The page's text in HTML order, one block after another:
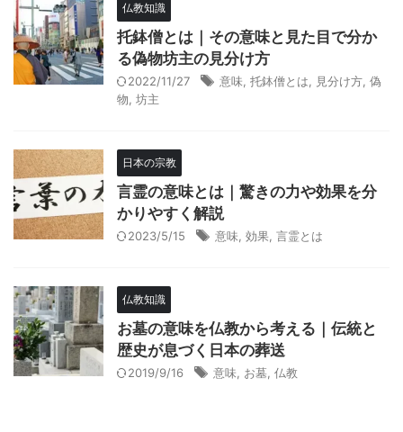
仏教知識
托鉢僧とは｜その意味と見た目で分か
る偽物坊主の見分け方
2022/11/27 意味 托鉢僧とは 見分け方 偽
物 坊主
日本の宗教
言霊の意味とは｜驚きの力や効果を分
かりやすく解説
2023/5/15 意味 効果 言霊とは
仏教知識
お墓の意味を仏教から考える｜伝統と
歴史が息づく日本の葬送
2019/9/16 意味 お墓 仏教